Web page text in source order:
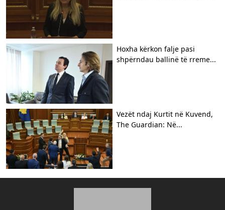
Hoxha kërkon falje pasi
shpërndau ballinë të rreme...
Vezët ndaj Kurtit në Kuvend,
The Guardian: Në...